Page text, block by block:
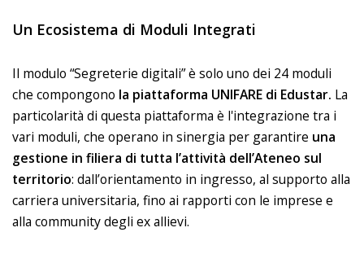
Un Ecosistema di Moduli Integrati
Il modulo “Segreterie digitali” è solo uno dei 24 moduli
che compongono la piattaforma UNIFARE di Edustar. La
particolarità di questa piattaforma è l'integrazione tra i
vari moduli, che operano in sinergia per garantire una
gestione in filiera di tutta l’attività dell’Ateneo sul
territorio: dall’orientamento in ingresso, al supporto alla
carriera universitaria, fino ai rapporti con le imprese e
alla community degli ex allievi.